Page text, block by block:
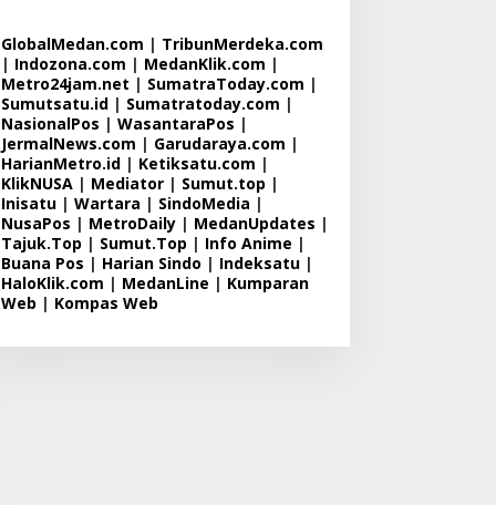
GlobalMedan.com | TribunMerdeka.com
| Indozona.com | MedanKlik.com |
Metro24jam.net | SumatraToday.com |
Sumutsatu.id| Sumatratoday.com |
NasionalPos | WasantaraPos |
JermalNews.com | Garudaraya.com |
HarianMetro.id| Ketiksatu.com |
KlikNUSA| Mediator| Sumut.top |
Inisatu| Wartara | SindoMedia |
NusaPos | MetroDaily| MedanUpdates |
Tajuk.Top | Sumut.Top | Info Anime |
Buana Pos | Harian Sindo | Indeksatu|
HaloKlik.com | MedanLine | Kumparan
Web | Kompas Web